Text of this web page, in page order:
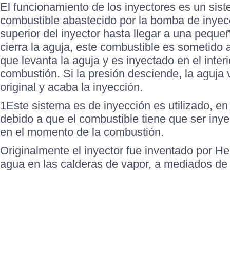
El funcionamiento de los inyectores es un
combustible abastecido por la bomba de
superior del inyector hasta llegar a una
cierra la aguja, este combustible es sometido
que levanta la aguja y es inyectado en el
combustión. Si la presión desciende, la aguja
original y acaba la inyección.
1Este sistema es de inyección es utilizado,
debido a que el combustible tiene que ser
en el momento de la combustión.
Originalmente el inyector fue inventado por
agua en las calderas de vapor, a mediados